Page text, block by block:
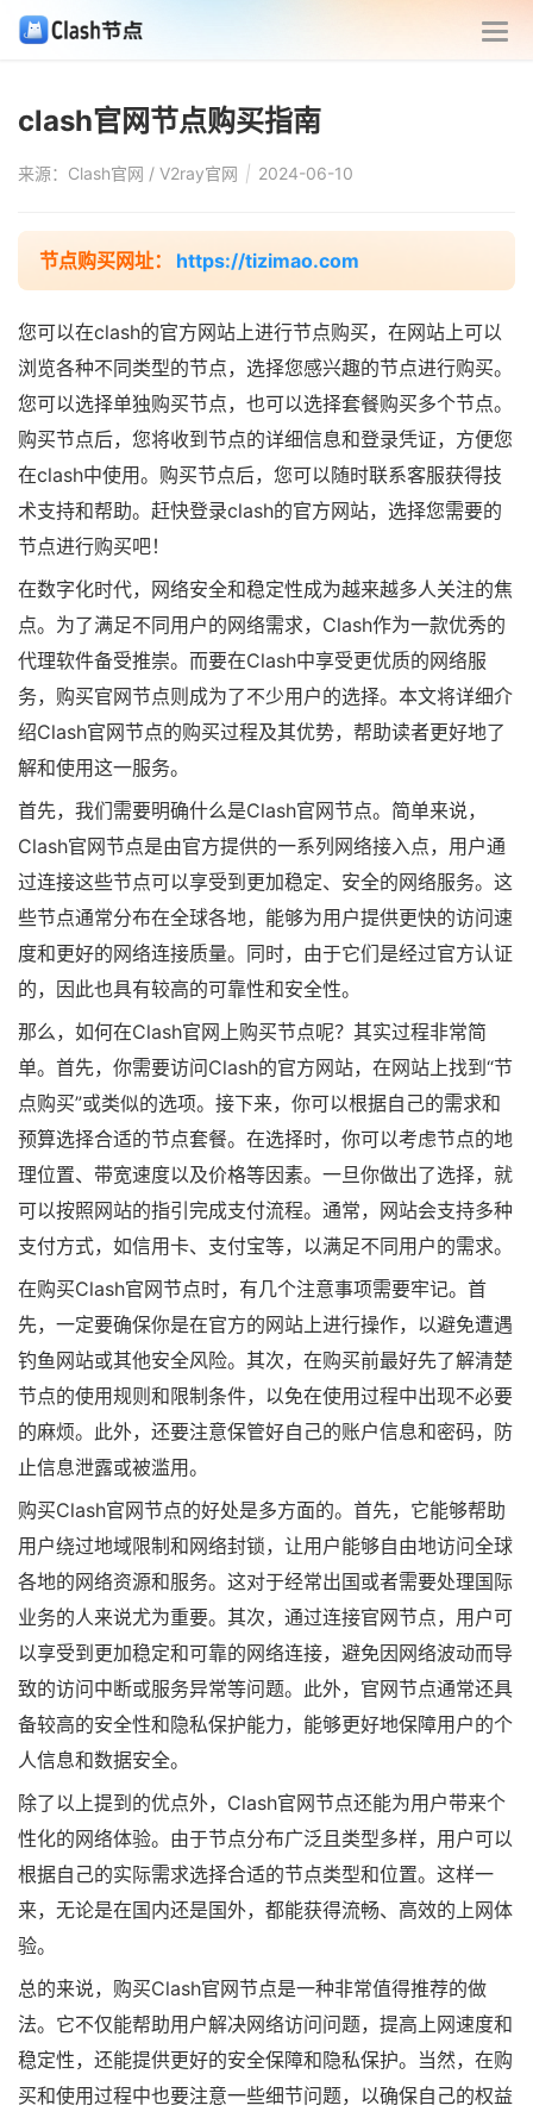
clash官网节点购买指南
来源：Clash官网 / V2ray官网 | 2024-06-10
节点购买网址： https://tizimao.com
您可以在clash的官方网站上进行节点购买，在网站上可以
浏览各种不同类型的节点，选择您感兴趣的节点进行购买。
您可以选择单独购买节点，也可以选择套餐购买多个节点。
购买节点后，您将收到节点的详细信息和登录凭证，方便您
在clash中使用。购买节点后，您可以随时联系客服获得技
术支持和帮助。赶快登录clash的官方网站，选择您需要的
节点进行购买吧！
在数字化时代，网络安全和稳定性成为越来越多人关注的焦
点。为了满足不同用户的网络需求，Clash作为一款优秀的
代理软件备受推崇。而要在Clash中享受更优质的网络服
务，购买官网节点则成为了不少用户的选择。本文将详细介
绍Clash官网节点的购买过程及其优势，帮助读者更好地了
解和使用这一服务。
首先，我们需要明确什么是Clash官网节点。简单来说，
Clash官网节点是由官方提供的一系列网络接入点，用户通
过连接这些节点可以享受到更加稳定、安全的网络服务。这
些节点通常分布在全球各地，能够为用户提供更快的访问速
度和更好的网络连接质量。同时，由于它们是经过官方认证
的，因此也具有较高的可靠性和安全性。
那么，如何在Clash官网上购买节点呢？其实过程非常简
单。首先，你需要访问Clash的官方网站，在网站上找到“节
点购买”或类似的选项。接下来，你可以根据自己的需求和
预算选择合适的节点套餐。在选择时，你可以考虑节点的地
理位置、带宽速度以及价格等因素。一旦你做出了选择，就
可以按照网站的指引完成支付流程。通常，网站会支持多种
支付方式，如信用卡、支付宝等，以满足不同用户的需求。
在购买Clash官网节点时，有几个注意事项需要牢记。首
先，一定要确保你是在官方的网站上进行操作，以避免遭遇
钓鱼网站或其他安全风险。其次，在购买前最好先了解清楚
节点的使用规则和限制条件，以免在使用过程中出现不必要
的麻烦。此外，还要注意保管好自己的账户信息和密码，防
止信息泄露或被滥用。
购买Clash官网节点的好处是多方面的。首先，它能够帮助
用户绕过地域限制和网络封锁，让用户能够自由地访问全球
各地的网络资源和服务。这对于经常出国或者需要处理国际
业务的人来说尤为重要。其次，通过连接官网节点，用户可
以享受到更加稳定和可靠的网络连接，避免因网络波动而导
致的访问中断或服务异常等问题。此外，官网节点通常还具
备较高的安全性和隐私保护能力，能够更好地保障用户的个
人信息和数据安全。
除了以上提到的优点外，Clash官网节点还能为用户带来个
性化的网络体验。由于节点分布广泛且类型多样，用户可以
根据自己的实际需求选择合适的节点类型和位置。这样一
来，无论是在国内还是国外，都能获得流畅、高效的上网体
验。
总的来说，购买Clash官网节点是一种非常值得推荐的做
法。它不仅能帮助用户解决网络访问问题，提高上网速度和
稳定性，还能提供更好的安全保障和隐私保护。当然，在购
买和使用过程中也要注意一些细节问题，以确保自己的权益